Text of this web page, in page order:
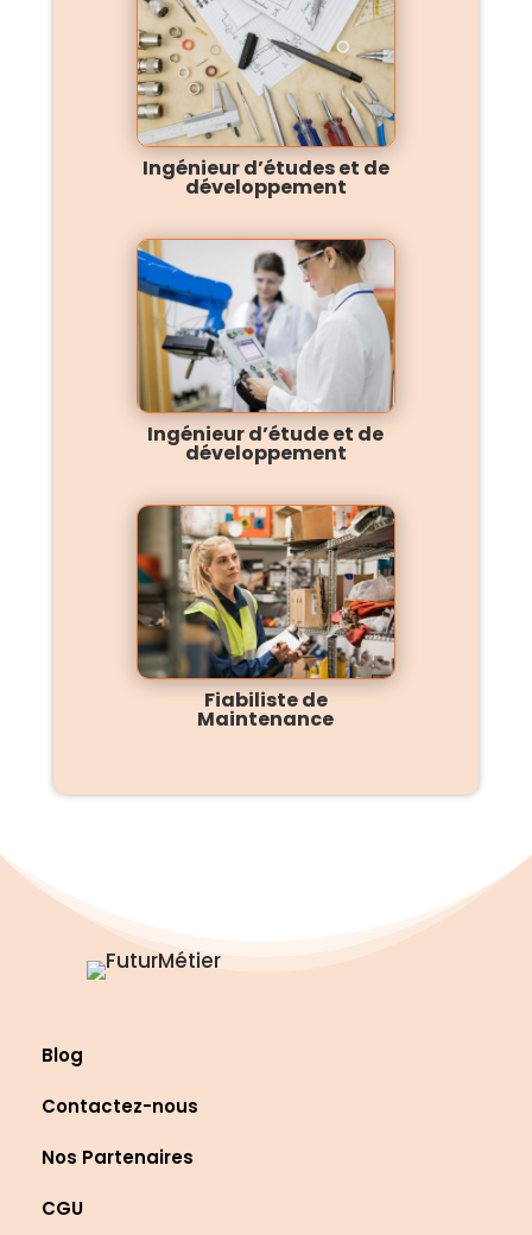
Ingénieur d’études et de
développement
Ingénieur d’étude et de
développement
Fiabiliste de
Maintenance
Blog
Contactez-nous
Nos Partenaires
CGU